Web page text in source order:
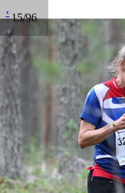
15/96
‹